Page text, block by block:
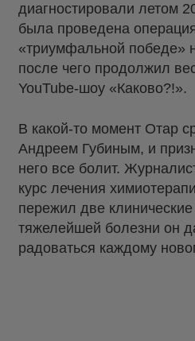
диагностировали летом
была проведена
«триумфальной победе»
после чего продолжил
YouTube-шоу «Каково?!».
В какой-то момент Отар
Андреем Губиным, и
него все болит.
курс лечения
пережил две
тяжелейшей болезни он
радоваться каждому